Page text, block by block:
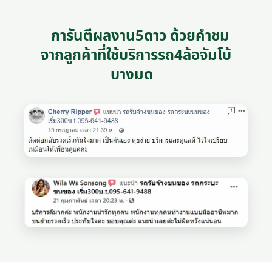
การันตีผลงาน5ดาว ด้วยคำชม
จากลูกค้าที่ใช้บริการรถ4ล้อจัมโบ้
บางมด